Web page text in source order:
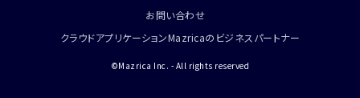
お問い合わせ
クラウドアプリケーションMazricaのビジネスパートナー
©Mazrica Inc. - All rights reserved